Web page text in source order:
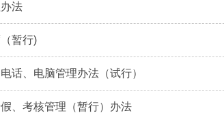
法
暂行)
话、电脑管理办法（试行）
、考核管理（暂行）办法